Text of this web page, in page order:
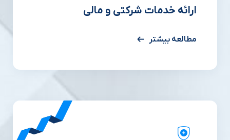
ارائه خدمات شرکتی و مالی
مطالعه بیشتر